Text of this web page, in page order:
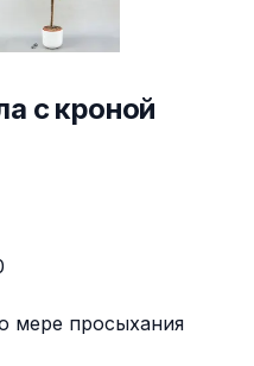
с кроной
мере просыхания